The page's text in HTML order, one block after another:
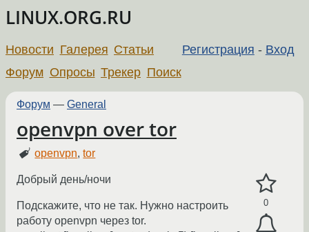
LINUX.ORG.RU
Регистрация - Вход
Новости Галерея Статьи
Форум Опросы Трекер Поиск
Форум — General
openvpn over tor
openvpn,tor
0
Добрый день/ночи
Подскажите, что не так. Нужно настроить
работу openvpn через tor.